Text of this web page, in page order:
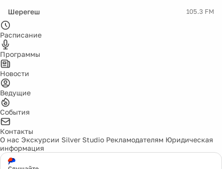
Шерегеш 105.3 FM
Расписание
Программы
Новости
Ведущие
События
Контакты
О нас Экскурсии Silver Studio Рекламодателям Юридическая
информация